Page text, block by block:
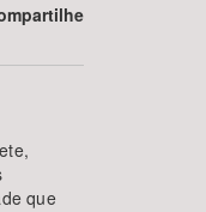
que